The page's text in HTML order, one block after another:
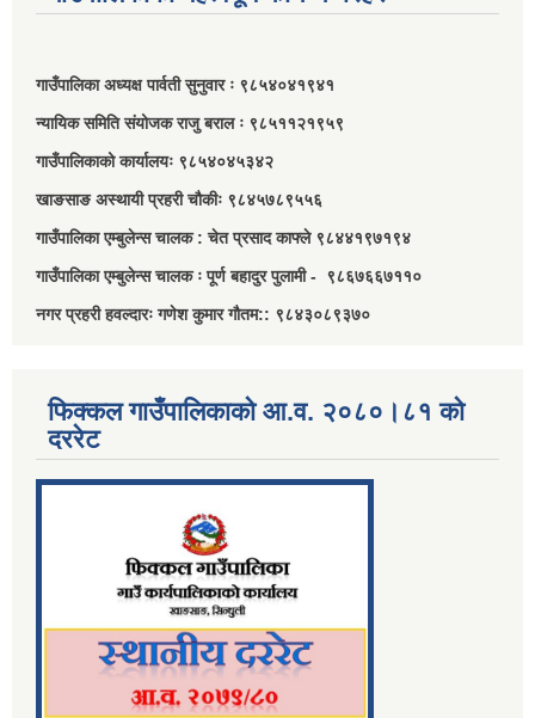
गाउँपालिका अध्यक्ष पार्वती सुनुवार ः ९८५४०४१९४१
न्यायिक समिति संयोजक राजु बराल ः ९८५११२१९५९
गाउँपालिकाको कार्यालयः ९८५४०४५३४२
खाङसाङ अस्थायी प्रहरी चौकीः ९८४५७८९५५६
गाउँपालिका एम्बुलेन्स चालक : चेत प्रसाद काफ्ले ९८४४१९७१९४
गाउँपालिका एम्बुलेन्स चालक ः पूर्ण बहादुर पुलामी - ९८६७६६७११०
नगर प्रहरी हवल्दारः गणेश कुमार गौतम:: ९८४३०८९३७०
फिक्कल गाउँपालिकाको आ.व. २०८०।८१ को
दररेट